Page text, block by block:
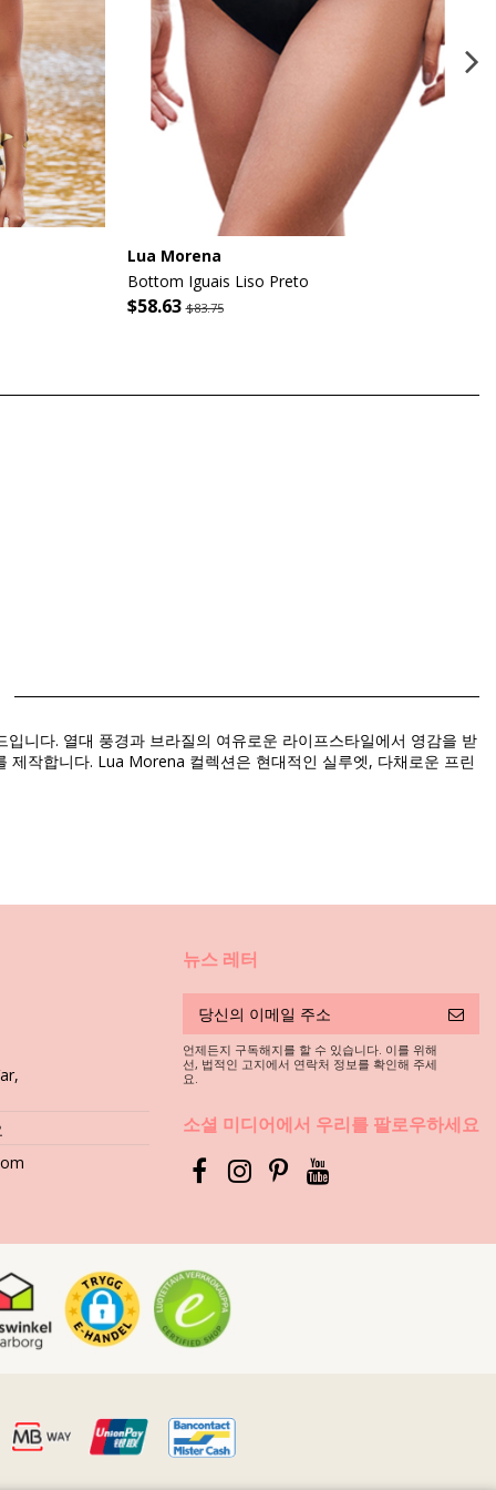
Lua Morena
Bottom Iguais Liso Preto
$58.63$83.75
를 선택하셔야 합니다. 그러면, 몇 년 동안 어떻게 관리할까요?
표면에 직접 닿게 되면 수영복의 부드러운 직물은 금세 손상됩니
로 사용하지 마세요. 연한 천에 사용하는 세제를 사용하세요. 일반
까요? 인쇄 무늬와 패턴이 탈색됩니다. 그리고, 비키니에 보석, 진
가까운 세탁소에 문의하시기 바랍니다.
를 빼내세요. 타월 위에 다시 펴 놓고 그늘 아래에서 건조시키세요.
니다. 열대 풍경과 브라질의 여유로운 라이프스타일에서 영감을 받
작합니다. Lua Morena 컬렉션은 현대적인 실루엣, 다채로운 프린
뉴스 레터
언제든지 구독해지를 할 수 있습니다. 이를 위해
선, 법적인 고지에서 연락처 정보를 확인해 주세
요.
소셜 미디어에서 우리를 팔로우하세요